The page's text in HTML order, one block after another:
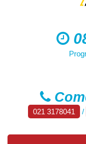
021 3178041 /